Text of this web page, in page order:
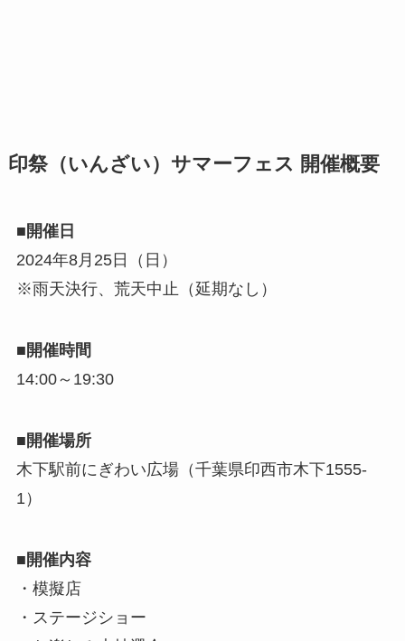
印祭（いんざい）サマーフェス 開催概要
■開催日
2024年8月25日（日）
※雨天決行、荒天中止（延期なし）
■開催時間
14:00～19:30
■開催場所
木下駅前にぎわい広場（千葉県印西市木下1555-
1）
■開催内容
・模擬店
・ステージショー